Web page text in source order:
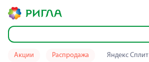
Акции Распродажа Яндекс Сплит